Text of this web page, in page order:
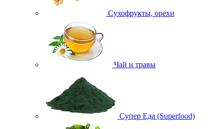
Сухофрукты, орехи
Чай и травы
Супер Еда (Superfood)